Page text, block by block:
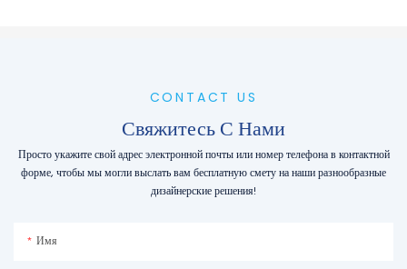
CONTACT US
Свяжитесь С Нами
Просто укажите свой адрес электронной почты или номер телефона в контактной
форме, чтобы мы могли выслать вам бесплатную смету на наши разнообразные
дизайнерские решения!
Имя